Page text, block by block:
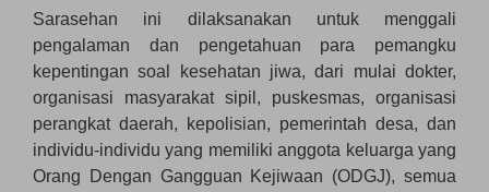
Sarasehan ini dilaksanakan untuk menggali
pengalaman dan pengetahuan para pemangku
kepentingan soal kesehatan jiwa, dari mulai dokter,
organisasi masyarakat sipil, puskesmas, organisasi
perangkat daerah, kepolisian, pemerintah desa, dan
individu-individu yang memiliki anggota keluarga yang
Orang Dengan Gangguan Kejiwaan (ODGJ), semua